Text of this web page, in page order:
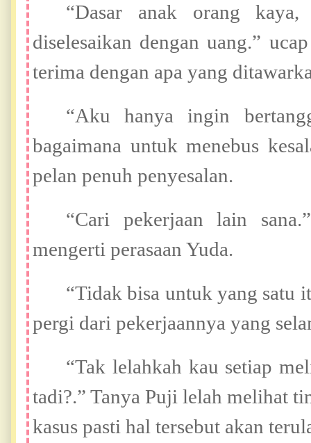
“Dasar anak orang kaya,
diselesaikan dengan uang.”
terima dengan apa yang
“Aku hanya ingin
bagaimana untuk menebus
pelan penuh penyesalan.
“Cari pekerjaan lain
mengerti perasaan Yuda.
“Tidak bisa untuk yang satu
pergi dari pekerjaannya yang
“Tak lelahkah kau setiap
tadi?.” Tanya Puji lelah melihat
kasus pasti hal tersebut akan